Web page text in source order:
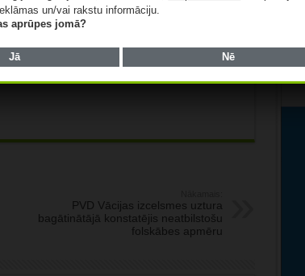
PVD Vācijas izcelsmes uztura
bagātinātājā konstatējis neatbilstošu
folskābes apmēru
un/vai rakstu informāciju.
aprūpes jomā?
Jā Nē